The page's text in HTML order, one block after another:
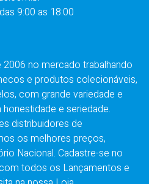
9:00 as 18:00
no mercado trabalhando
e produtos colecionáveis,
com grande variedade e
e seriedade.
distribuidores de
os melhores preços,
Nacional. Cadastre-se no
todos os Lançamentos e